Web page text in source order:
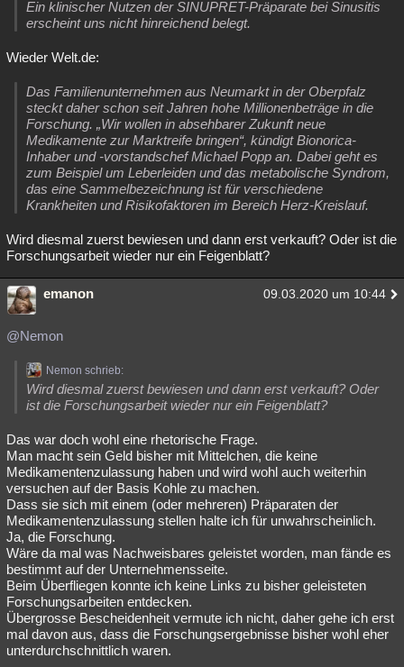
Ein klinischer Nutzen der SINUPRET-Präparate bei Sinusitis
erscheint uns nicht hinreichend belegt.
Wieder Welt.de:
Das Familienunternehmen aus Neumarkt in der Oberpfalz
steckt daher schon seit Jahren hohe Millionenbeträge in die
Forschung. „Wir wollen in absehbarer Zukunft neue
Medikamente zur Marktreife bringen“, kündigt Bionorica-
Inhaber und -vorstandschef Michael Popp an. Dabei geht es
zum Beispiel um Leberleiden und das metabolische Syndrom,
das eine Sammelbezeichnung ist für verschiedene
Krankheiten und Risikofaktoren im Bereich Herz-Kreislauf.
Wird diesmal zuerst bewiesen und dann erst verkauft? Oder ist die
Forschungsarbeit wieder nur ein Feigenblatt?
emanon 09.03.2020 um 10:44
@Nemon
Nemon schrieb:
Wird diesmal zuerst bewiesen und dann erst verkauft? Oder
ist die Forschungsarbeit wieder nur ein Feigenblatt?
Das war doch wohl eine rhetorische Frage.
Man macht sein Geld bisher mit Mittelchen, die keine
Medikamentenzulassung haben und wird wohl auch weiterhin
versuchen auf der Basis Kohle zu machen.
Dass sie sich mit einem (oder mehreren) Präparaten der
Medikamentenzulassung stellen halte ich für unwahrscheinlich.
Ja, die Forschung.
Wäre da mal was Nachweisbares geleistet worden, man fände es
bestimmt auf der Unternehmensseite.
Beim Überfliegen konnte ich keine Links zu bisher geleisteten
Forschungsarbeiten entdecken.
Übergrosse Bescheidenheit vermute ich nicht, daher gehe ich erst
mal davon aus, dass die Forschungsergebnisse bisher wohl eher
unterdurchschnittlich waren.